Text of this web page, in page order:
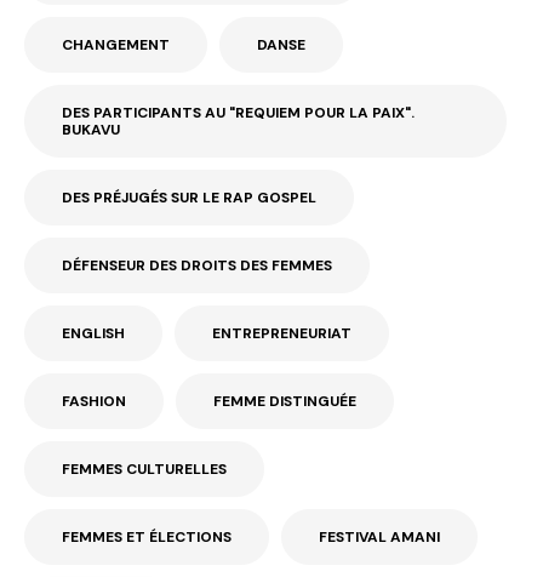
CHANGEMENT DANSE
DES PARTICIPANTS AU "REQUIEM POUR LA PAIX".
BUKAVU
DES PRÉJUGÉS SUR LE RAP GOSPEL
DÉFENSEUR DES DROITS DES FEMMES
ENGLISH ENTREPRENEURIAT
FASHION FEMME DISTINGUÉE
FEMMES CULTURELLES
FEMMES ET ÉLECTIONS FESTIVAL AMANI